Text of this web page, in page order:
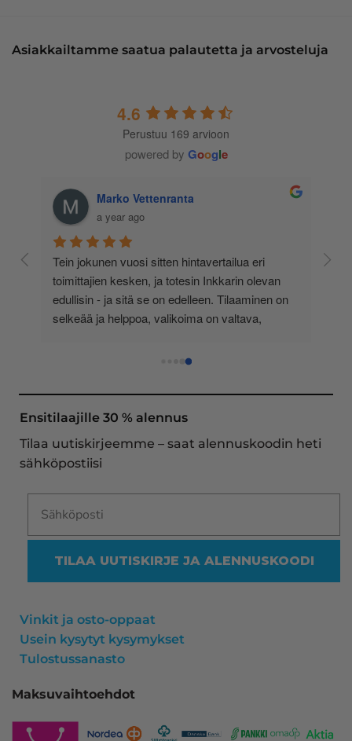
Asiakkailtamme saatua palautetta ja arvosteluja
4.6
Perustuu 169 arvioon
powered by Google
Marko Vettenranta
a year ago
Tein jokunen vuosi sitten hintavertailua eri
toimittajien kesken, ja totesin Inkkarin olevan
edullisin - ja sitä se on edelleen. Tilaaminen on
selkeää ja helppoa, valikoima on valtava,
asiakaspalvelu todella ripeää (s-postin kautta) ja
oli noudettavissa postin lokerosta tänään!! En
näe mitään syytä vaihtaa toimittajaa. Kaikki on
ollut mitään moitittavaa! Lämmin suositus!
Ensitilaajille 30 % alennus
Tilaa uutiskirjeemme – saat alennuskoodin heti
sähköpostiisi
TILAA UUTISKIRJE JA ALENNUSKOODI
Vinkit ja osto-oppaat
Usein kysytyt kysymykset
Tulostussanasto
Maksuvaihtoehdot